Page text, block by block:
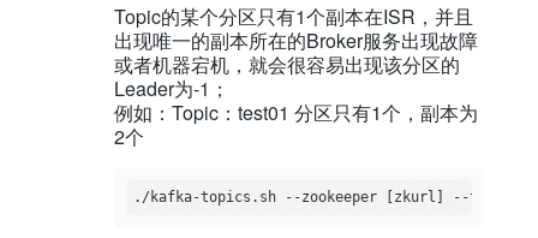
Topic的某个分区只有1个副本在ISR，并且
出现唯一的副本所在的Broker服务出现故障
或者机器宕机，就会很容易出现该分区的
Leader为-1；
例如：Topic：test01 分区只有1个，副本为
2个